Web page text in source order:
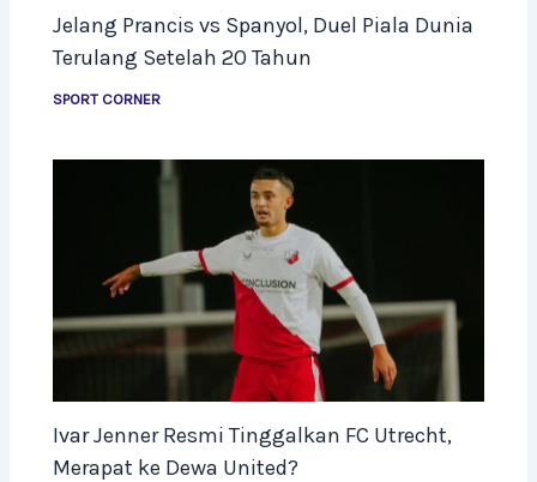
Jelang Prancis vs Spanyol, Duel Piala Dunia
Terulang Setelah 20 Tahun
SPORT CORNER
Ivar Jenner Resmi Tinggalkan FC Utrecht,
Merapat ke Dewa United?